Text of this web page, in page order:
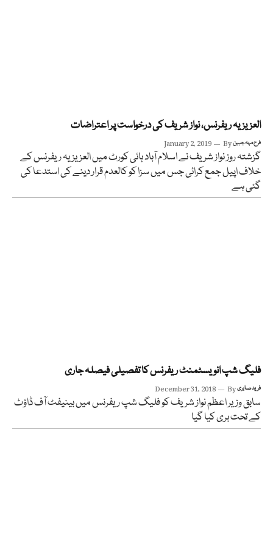
العزیزیہ ریفرنس، نواز شریف کی درخواست پر اعتراضات
January 2, 2019 Byفرح مہہ جبین
گزشتہ روز نواز شریف نے اسلام آباد ہائی کورٹ میں العزیزیہ ریفرنس کے
خلاف اپیل جمع کرائی جس میں سزا کو کالعدم قرار دینے کی استدعا کی
گئی ہے
فلیگ شپ انویسٹمنٹ ریفرنس کا تفصیلی فیصلہ جاری
December 31, 2018 Byفرید صابری
سابق وزیر اعظم نواز شریف کو فلیگ شپ ریفرنس میں بینیفٹ آف ڈاؤٹ
کے تحت بری کیا گیا